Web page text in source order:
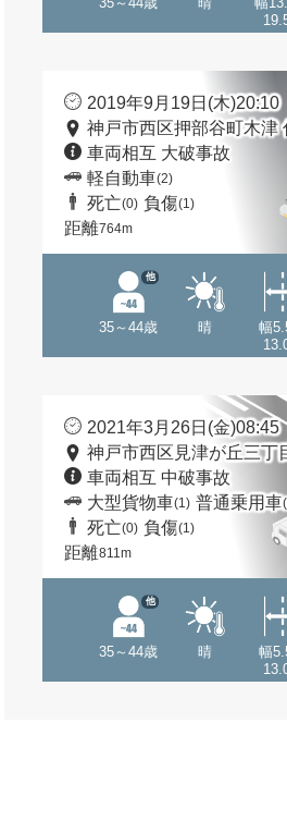
2019年9月19日(木)20:10
神戸市西区押部谷町木津
車両相互 大破事故
軽自動車(2)
死亡(0) 負傷(1)
距離764m
35～44歳
他
晴
幅
2021年3月26日(金)08:45
神戸市西区見津が丘三丁
車両相互 中破事故
大型貨物車(1) 普通乗用車
死亡(0) 負傷(1)
距離811m
35～44歳
他
晴
幅